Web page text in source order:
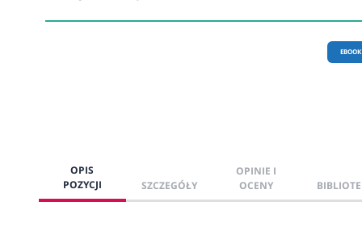
EBOOK
OPIS
POZYCJI
SZCZEGÓŁY
OPINIE I
OCENY